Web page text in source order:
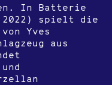
In Batterie
spielt die
Yves
aus